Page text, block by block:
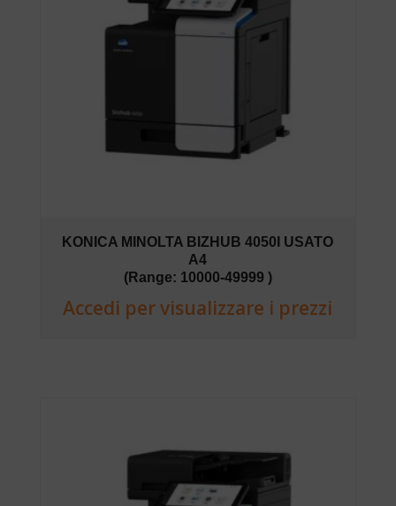
KONICA MINOLTA BIZHUB 4050I USATO
A4
(Range: 10000-49999 )
Accedi per visualizzare i prezzi